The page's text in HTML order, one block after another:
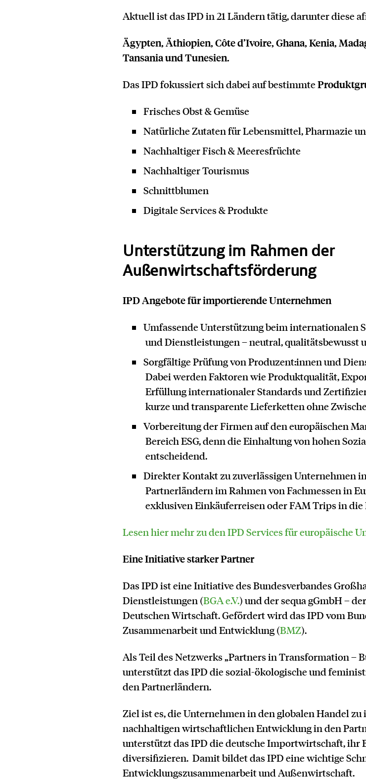
Aktuell ist das IPD in 21 Ländern tätig, darunter diese
Ägypten, Äthiopien, Côte d’Ivoire, Ghana, Kenia,
Tansania und Tunesien.
Das IPD fokussiert sich dabei auf bestimmte
Frisches Obst & Gemüse
Natürliche Zutaten für Lebensmittel, Pharmazie
Nachhaltiger Fisch & Meeresfrüchte
Nachhaltiger Tourismus
Schnittblumen
Digitale Services & Produkte
Unterstützung im Rahmen der
Außenwirtschaftsförderung
IPD Angebote für importierende Unternehmen
Umfassende Unterstützung beim internationalen
und Dienstleistungen – neutral, qualitätsbewusst
Sorgfältige Prüfung von Produzent:innen und
Dabei werden Faktoren wie Produktqualität,
Erfüllung internationaler Standards und
kurze und transparente Lieferketten ohne
Vorbereitung der Firmen auf den europäischen
Bereich ESG, denn die Einhaltung von hohen
entscheidend.
Direkter Kontakt zu zuverlässigen Unternehmen
Partnerländern im Rahmen von Fachmessen in
exklusiven Einkäuferreisen oder FAM Trips in
Lesen hier mehr zu den IPD Services für europäische
Eine Initiative starker Partner
Das IPD ist eine Initiative des Bundesverbandes
Dienstleistungen (BGA e.V.) und der sequa gGmbH –
Deutschen Wirtschaft. Gefördert wird das IPD vom
Zusammenarbeit und Entwicklung (BMZ).
Als Teil des Netzwerks „Partners in Transformation –
unterstützt das IPD die sozial-ökologische und
den Partnerländern.
Ziel ist es, die Unternehmen in den globalen Handel
nachhaltigen wirtschaftlichen Entwicklung in den
unterstützt das IPD die deutsche Importwirtschaft, ihr
diversifizieren. Damit bildet das IPD eine wichtige
Entwicklungszusammenarbeit und Außenwirtschaft.